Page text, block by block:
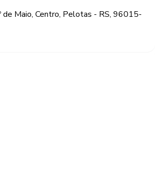
de Maio, Centro, Pelotas - RS, 96015-